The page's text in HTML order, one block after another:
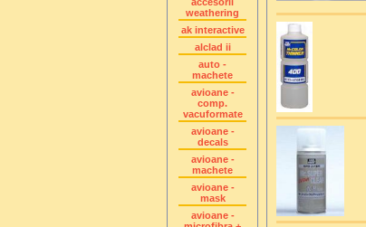
weathering
ak interactive
alclad ii
auto -
machete
avioane -
comp.
vacuformate
avioane -
decals
avioane -
machete
avioane -
mask
avioane -